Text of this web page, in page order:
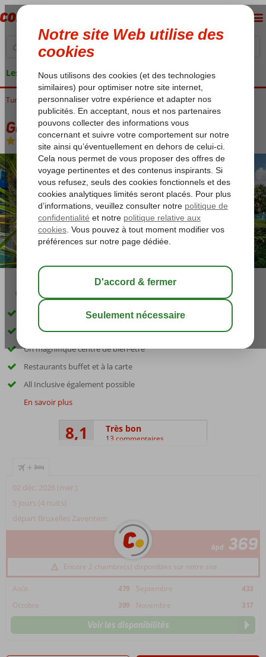
Les garanties de vacances
Turquie Riviera Turque Alanya Alanya-Centre Ville Gardenia Hotel
Gardenia Hotel
Demi-pension-Hôtel
03:45 sauver
À seulement 50 m de la plage Kleopatra
Petit hôtel
Un magnifique centre de bien-être
Restaurants buffet et à la carte
All Inclusive également possible
En savoir plus
8,1 Très bon
13 commentaires
+
02 déc. 2026 (mer.)
5 jours (4 nuits)
départ Bruxelles Zaventem
àpd 369
Encore 2 chambre(s) disponibles sur notre site
Août 479 Septembre
433
Octobre
399 Novembre 317
Voir les disponibilités